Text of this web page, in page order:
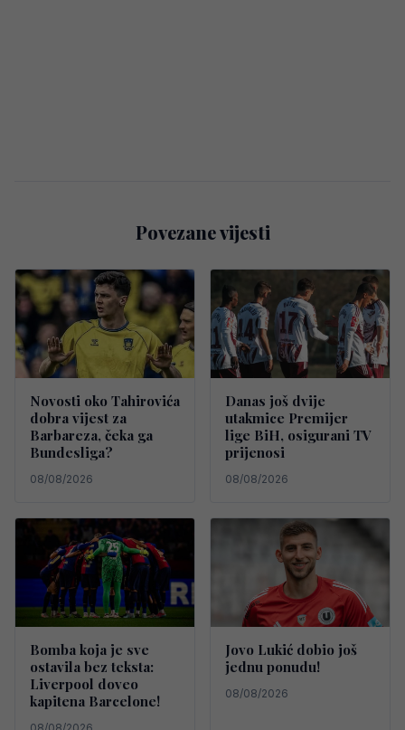
Povezane vijesti
Novosti oko Tahirovića
dobra vijest za
Barbareza, čeka ga
Bundesliga?
08/08/2026
Danas još dvije
utakmice Premijer
lige BiH, osigurani TV
prijenosi
08/08/2026
Bomba koja je sve
ostavila bez teksta:
Liverpool doveo
kapitena Barcelone!
Jovo Lukić dobio još
jednu ponudu!
08/08/2026